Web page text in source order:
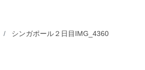
シンガポール２日目IMG_4360